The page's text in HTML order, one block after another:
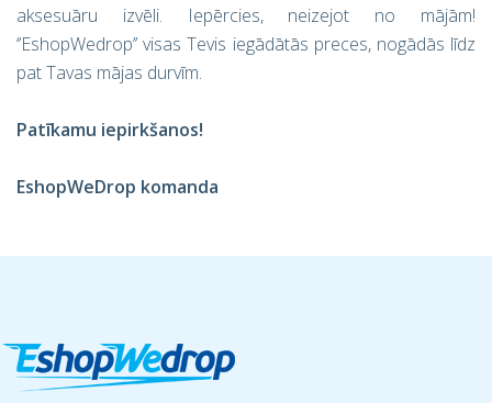
aksesuāru izvēli. Iepērcies, neizejot no mājām!
‘’EshopWedrop’’ visas Tevis iegādātās preces, nogādās līdz
pat Tavas mājas durvīm.
Patīkamu iepirkšanos!
EshopWeDrop komanda